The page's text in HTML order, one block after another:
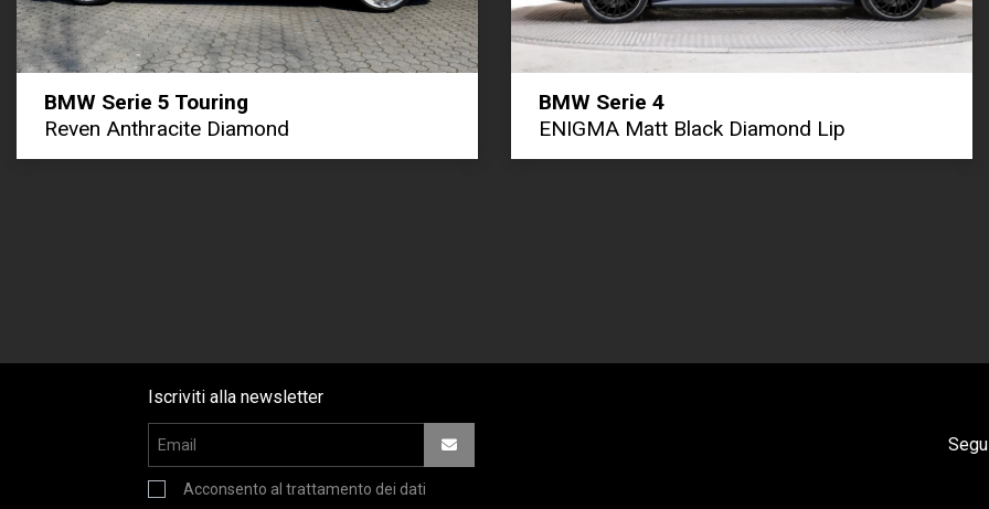
BMW Serie 5 Touring
Reven Anthracite Diamond
BMW Serie 4
ENIGMA Matt Black Diamond Lip
Iscriviti alla newsletter
Acconsento al trattamento dei dati